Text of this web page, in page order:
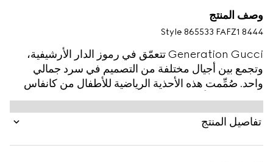
وصف المنتج
Style ‎865533 FAFZ1 8444
Generation Gucci تتعمّق في رموز الدار الأرشيفية،
وتجمع بين أجيال مختلفة من التصميم في سرد جمالي
واحد. صُمِّمت هذه الأحذية الرياضية للأطفال من كانفاس
GG، وتتميز بأعمال فنية تعرض شخصية من العلامة
التجارية MR. MEN™ LITTLE MISS™.
تفاصيل المنتج